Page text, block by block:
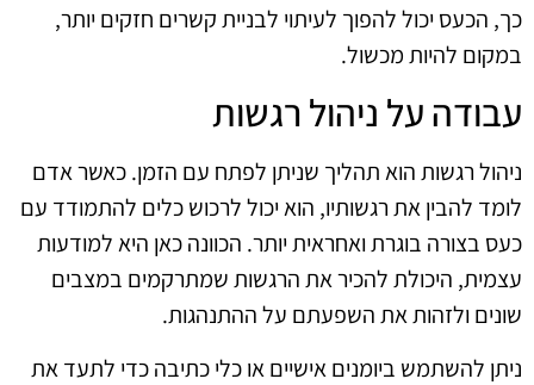
כך, הכעס יכול להפוך לעיתוי לבניית קשרים חזקים יותר,
במקום להיות מכשול.
עבודה על ניהול רגשות
ניהול רגשות הוא תהליך שניתן לפתח עם הזמן. כאשר אדם
לומד להבין את רגשותיו, הוא יכול לרכוש כלים להתמודד עם
כעס בצורה בוגרת ואחראית יותר. הכוונה כאן היא למודעות
עצמית, היכולת להכיר את הרגשות שמתרקמים במצבים
שונים ולזהות את השפעתם על ההתנהגות.
ניתן להשתמש ביומנים אישיים או כלי כתיבה כדי לתעד את